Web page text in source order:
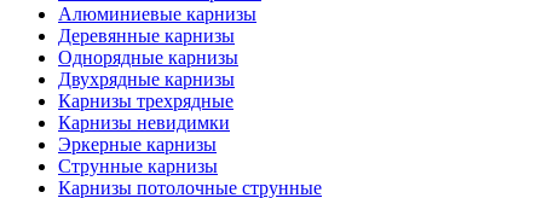
Алюминиевые карнизы
Деревянные карнизы
Однорядные карнизы
Двухрядные карнизы
Карнизы трехрядные
Карнизы невидимки
Эркерные карнизы
Струнные карнизы
Карнизы потолочные струнные